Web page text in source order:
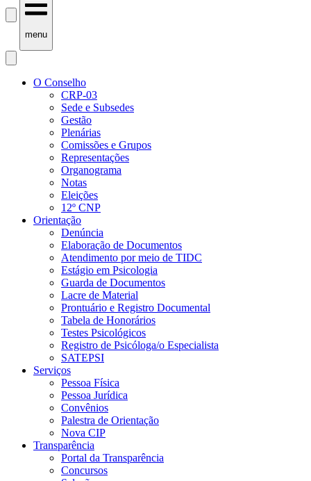
menu
O Conselho
CRP-03
Sede e Subsedes
Gestão
Plenárias
Comissões e Grupos
Representações
Organograma
Notas
Eleições
12º CNP
Orientação
Denúncia
Elaboração de Documentos
Atendimento por meio de TIDC
Estágio em Psicologia
Guarda de Documentos
Lacre de Material
Prontuário e Registro Documental
Tabela de Honorários
Testes Psicológicos
Registro de Psicóloga/o Especialista
SATEPSI
Serviços
Pessoa Física
Pessoa Jurídica
Convênios
Palestra de Orientação
Nova CIP
Transparência
Portal da Transparência
Concursos